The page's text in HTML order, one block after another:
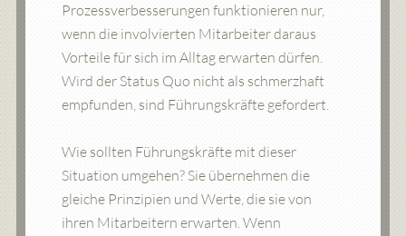
Prozessverbesserungen funktionieren nur,
wenn die involvierten Mitarbeiter daraus
Vorteile für sich im Alltag erwarten dürfen.
Wird der Status Quo nicht als schmerzhaft
empfunden, sind Führungskräfte gefordert.
Wie sollten Führungskräfte mit dieser
Situation umgehen? Sie übernehmen die
gleiche Prinzipien und Werte, die sie von
ihren Mitarbeitern erwarten. Wenn